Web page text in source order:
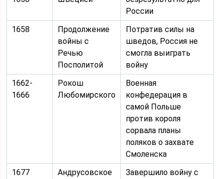
России
1658
Продолжение
войны с
Речью
Посполитой
Потратив силы на
шведов, Россия не
смогла выиграть
войну
1662-
1666
Рокош
Любомирского
Военная
конфедерация в
самой Польше
против короля
сорвала планы
поляков о захвате
Смоленска
1677
Андрусовское
Завершило войну с